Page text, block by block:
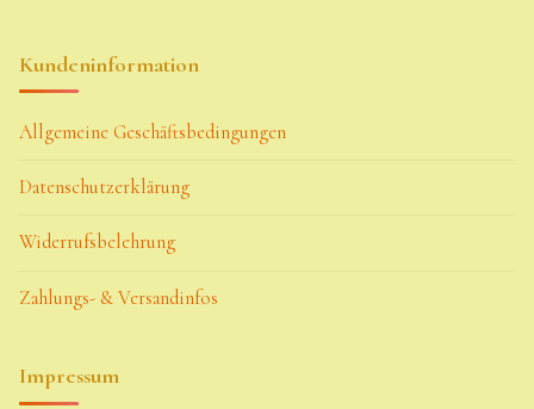
Kundeninformation
Allgemeine Geschäftsbedingungen
Datenschutzerklärung
Widerrufsbelehrung
Zahlungs- & Versandinfos
Impressum